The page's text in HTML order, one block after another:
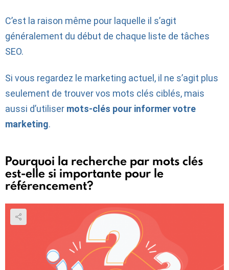
C’est la raison même pour laquelle il s’agit
généralement du début de chaque liste de tâches
SEO.
Si vous regardez le marketing actuel, il ne s’agit plus
seulement de trouver vos mots clés ciblés, mais
aussi d’utiliser mots-clés pour informer votre
marketing.
Pourquoi la recherche par mots clés
est-elle si importante pour le
référencement?